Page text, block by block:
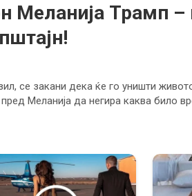
Меланија Трамп –
се закани дека ќе го уништи
Меланија да негира каква било